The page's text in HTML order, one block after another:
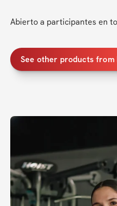
Abierto a participantes en
See other products from